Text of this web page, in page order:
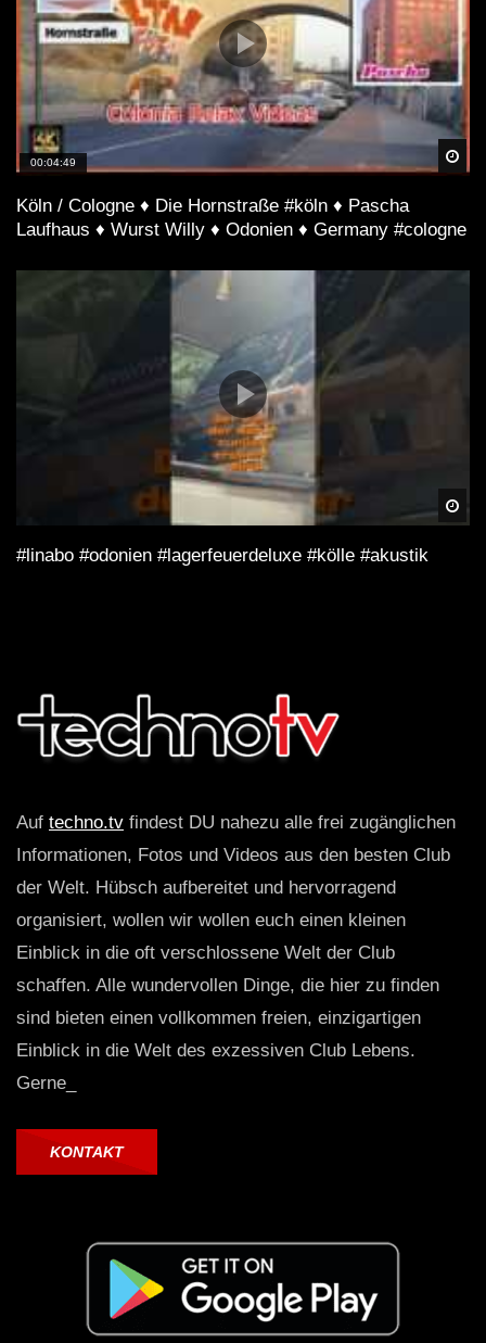
00:04:49
Köln / Cologne ♦ Die Hornstraße #köln ♦ Pascha
Laufhaus ♦ Wurst Willy ♦ Odonien ♦ Germany #cologne
#linabo #odonien #lagerfeuerdeluxe #kölle #akustik
Auf techno.tv findest DU nahezu alle frei zugänglichen
Informationen, Fotos und Videos aus den besten Club
der Welt. Hübsch aufbereitet und hervorragend
organisiert, wollen wir wollen euch einen kleinen
Einblick in die oft verschlossene Welt der Club
schaffen. Alle wundervollen Dinge, die hier zu finden
sind bieten einen vollkommen freien, einzigartigen
Einblick in die Welt des exzessiven Club Lebens.
Gerne_
KONTAKT